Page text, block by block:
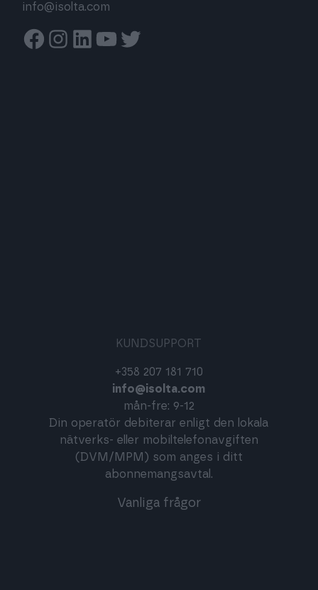
info@isolta.com
Facebook
Instagram
Linkedin
Youtube
Twitter
KUNDSUPPORT
+358 207 181 710
info@isolta.com
mån-fre: 9-12
Din operatör debiterar enligt den lokala
nätverks- eller mobiltelefonavgiften
(DVM/MPM) som anges i ditt
abonnemangsavtal.
Vanliga frågor